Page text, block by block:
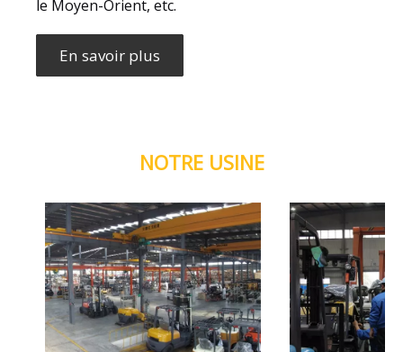
le Moyen-Orient, etc.
En savoir plus
NOTRE USINE